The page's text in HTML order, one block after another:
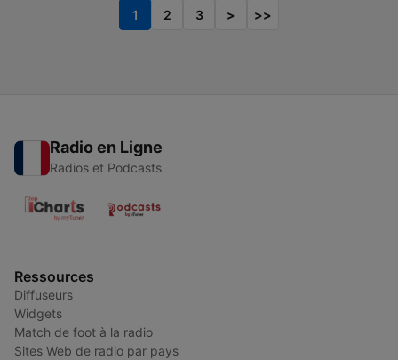
1
2 3 > >>
Radio en Ligne
Radios et Podcasts
Ressources
Diffuseurs
Widgets
Match de foot à la radio
Sites Web de radio par pays